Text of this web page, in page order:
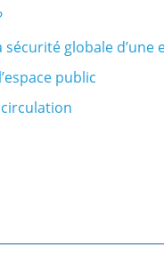
globale d’une
public